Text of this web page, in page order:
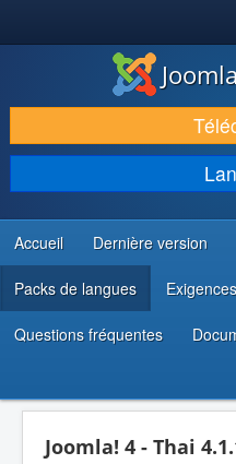
TÉLÉCHARGER & ENRICHIR
DÉCOUVRIR & APPRENDRE
COMMUNAUTÉ & SUPPORT
RESSOURCES DÉVELOPPEURS
Accueil Dernière version
Packs de langues
Questions fréquentes
Joomla! 4 - Thai